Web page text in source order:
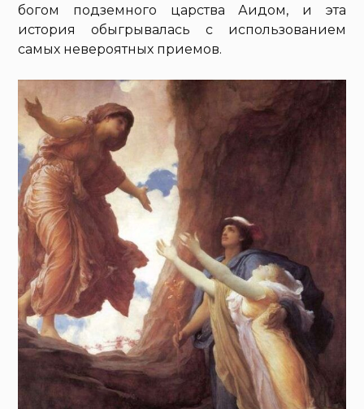
богом подземного царства Аидом, и эта
история обыгрывалась с использованием
самых невероятных приемов.